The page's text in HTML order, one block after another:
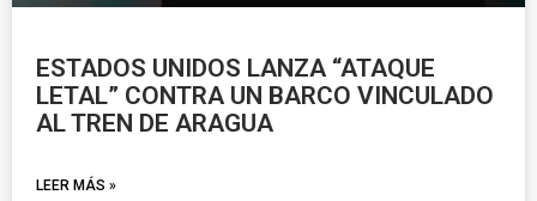
ESTADOS UNIDOS LANZA “ATAQUE
LETAL” CONTRA UN BARCO VINCULADO
AL TREN DE ARAGUA
LEER MÁS »